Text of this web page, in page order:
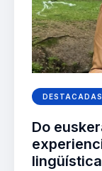
DESTACADAS
Do